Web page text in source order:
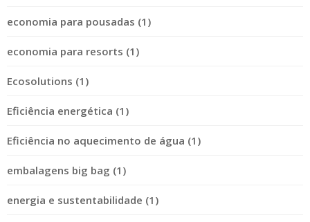
economia para pousadas (1)
economia para resorts (1)
Ecosolutions (1)
Eficiência energética (1)
Eficiência no aquecimento de água (1)
embalagens big bag (1)
energia e sustentabilidade (1)